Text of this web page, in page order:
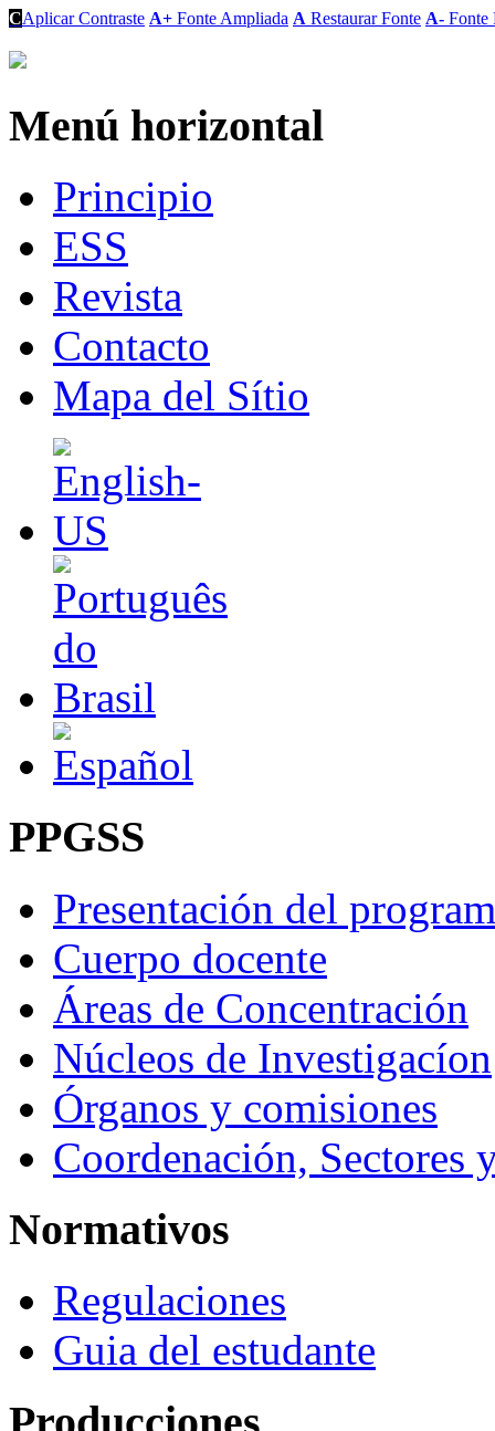
CAplicar Contraste A+ Fonte Ampliada A Restaurar Fonte A- Fonte
Menú horizontal
Principio
ESS
Revista
Contacto
Mapa del Sítio
PPGSS
Presentación del
Cuerpo docente
Áreas de Concentración
Núcleos de Investigacíon
Órganos y comisiones
Coordenación, Sectores
Normativos
Regulaciones
Guia del estudante